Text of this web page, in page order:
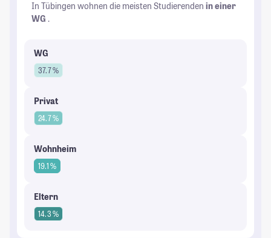
In Tübingen wohnen die meisten Studierenden in einer
WG .
WG
37.7 %
Privat
24.7 %
Wohnheim
19.1 %
Eltern
14.3 %